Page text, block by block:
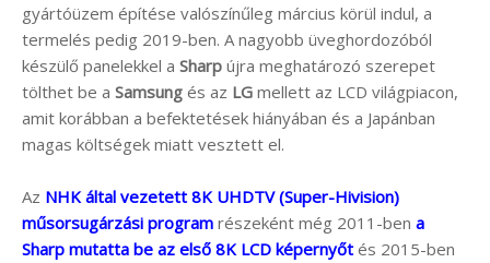
gyártóüzem építése valószínűleg március körül indul, a
termelés pedig 2019-ben. A nagyobb üveghordozóból
készülő panelekkel a Sharp újra meghatározó szerepet
tölthet be a Samsung és az LG mellett az LCD világpiacon,
amit korábban a befektetések hiányában és a Japánban
magas költségek miatt vesztett el.
Az NHK által vezetett 8K UHDTV (Super-Hivision)
műsorsugárzási program részeként még 2011-ben a
Sharp mutatta be az első 8K LCD képernyőt és 2015-ben